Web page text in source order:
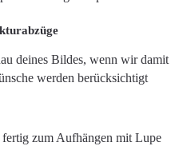
deines Bildes, wenn wir damit
werden berücksichtigt